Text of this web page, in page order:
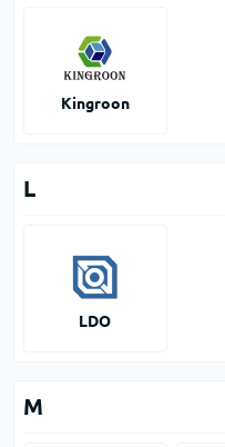
Kingroon
L
LDO
M